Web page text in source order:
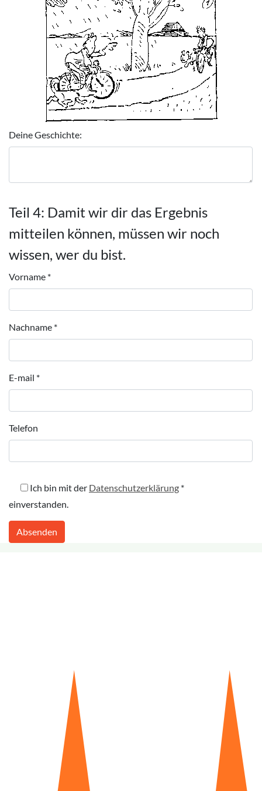
Deine Geschichte:
Teil 4: Damit wir dir das Ergebnis
mitteilen können, müssen wir noch
wissen, wer du bist.
Vorname *
Nachname *
E-mail *
Telefon
Ich bin mit der Datenschutzerklärung *
einverstanden.
Absenden